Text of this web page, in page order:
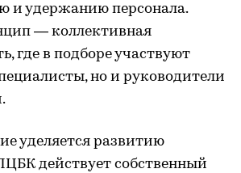
и удержанию персонала.
— коллективная
где в подборе участвуют
но и руководители
уделяется развитию
действует собственный